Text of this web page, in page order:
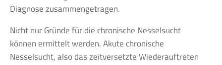
Diagnose zusammengetragen.
Nicht nur Gründe für die chronische Nesselsucht
können ermittelt werden. Akute chronische
Nesselsucht, also das zeitversetzte Wiederauftreten